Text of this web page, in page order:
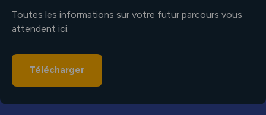
Toutes les informations sur votre futur parcours vous
attendent ici.
Télécharger